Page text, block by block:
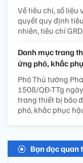
Về tiêu chí, số
quyết quy định
nhiên, tiêu chí
Danh mục trang
ứng phó, khắc
Phó Thủ tướng
1508/QĐ-TTg
trang thiết bị bảo
phó, khắc phục
Bạn đọc quan